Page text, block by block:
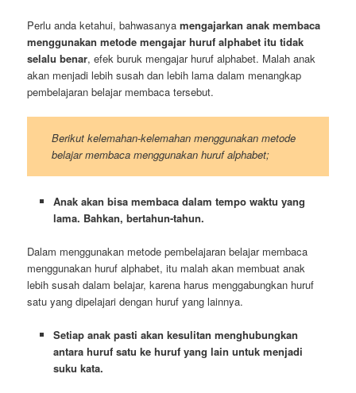
Perlu anda ketahui, bahwasanyamengajarkan anak membaca
menggunakan metode mengajar huruf alphabet itu tidak
selalu benar, efek buruk mengajar huruf alphabet. Malah anak
akan menjadi lebih susah dan lebih lama dalam menangkap
pembelajaran belajar membaca tersebut.
Berikut kelemahan-kelemahan menggunakan metode
belajar membaca menggunakan huruf alphabet;
Anak akan bisa membaca dalam tempo waktu yang
lama. Bahkan, bertahun-tahun.
Dalam menggunakan metode pembelajaran belajar membaca
menggunakan huruf alphabet, itu malah akan membuat anak
lebih susah dalam belajar, karena harus menggabungkan huruf
satu yang dipelajari dengan huruf yang lainnya.
Setiap anak pasti akan kesulitan menghubungkan
antara huruf satu ke huruf yang lain untuk menjadi
suku kata.